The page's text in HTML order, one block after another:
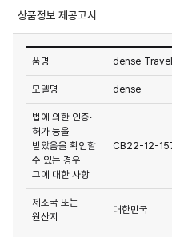
상품정보 제공고시
품명
모델명 dense
법에 의한 인증·
허가 등을
받았음을 확인할
수 있는 경우
그에 대한 사항
CB22-12-
제조국 또는
원산지
대한민국